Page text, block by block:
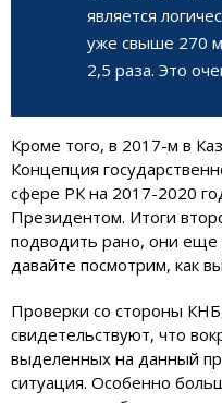
является
уже свыше 270
2,5 раза. Это
Кроме того, в 2017-м в
Концепция
сфере РК на 2017-2020
Президентом. Итоги
подводить рано, они
давайте посмотрим, как
Проверки со стороны
свидетельствуют, что
выделенных на данный
ситуация. Особенно